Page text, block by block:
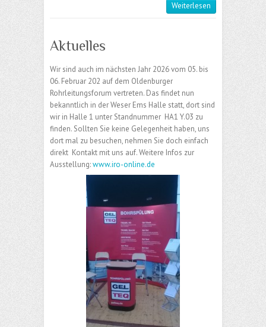
Weiterlesen
Aktuelles
Wir sind auch im nächsten Jahr 2026 vom 05. bis
06. Februar 202 auf dem Oldenburger
Rohrleitungsforum vertreten. Das findet nun
bekanntlich in der Weser Ems Halle statt, dort sind
wir in Halle 1 unter Standnummer HA1 Y.03 zu
finden. Sollten Sie keine Gelegenheit haben, uns
dort mal zu besuchen, nehmen Sie doch einfach
direkt Kontakt mit uns auf. Weitere Infos zur
Ausstellung:www.iro-online.de